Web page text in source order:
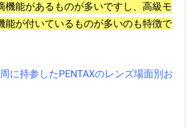
機能があるものが多いですし、高級モ
能が付いているものが多いのも特徴で
に持参したPENTAXのレンズ場面別お